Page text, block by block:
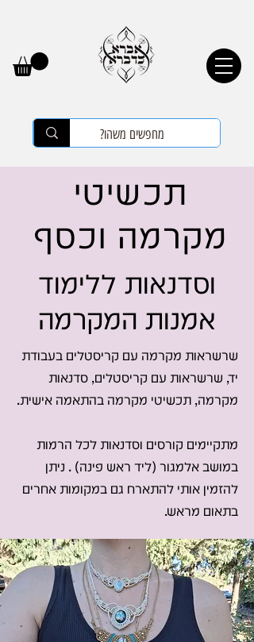
תכשיטי
מקרמה וכסף
וסדנאות ללימוד
אמנות המקרמה
שרשראות מקרמה עם קריסטלים בעבודת
יד, שרשראות עם קריסטלים, סדנאות
מקרמה, תכשיטי מקרמה בהתאמה אישית.
מתקיימים קורסים וסדנאות לכל הרמות
במושב אלמגור (ליד ראש פינה) . ניתן
להזמין אותי להתארח גם במקומות אחרים
בתאום מראש.